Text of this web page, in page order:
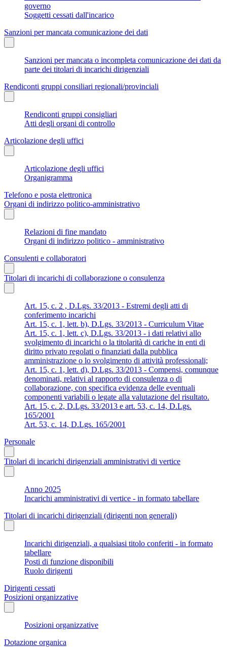
governo
Soggetti cessati dall'incarico
Sanzioni per mancata comunicazione dei dati
Sanzioni per mancata o incompleta comunicazione dei dati da
parte dei titolari di incarichi dirigenziali
Rendiconti gruppi consiliari regionali/provinciali
Rendiconti gruppi consigliari
Atti degli organi di controllo
Articolazione degli uffici
Articolazione degli uffici
Organigramma
Telefono e posta elettronica
Organi di indirizzo politico-amministrativo
Relazioni di fine mandato
Organi di indirizzo politico - amministrativo
Consulenti e collaboratori
Titolari di incarichi di collaborazione o consulenza
Art. 15, c. 2 , D.Lgs. 33/2013 - Estremi degli atti di
conferimento incarichi
Art. 15, c. 1, lett. b), D.Lgs. 33/2013 - Curriculum Vitae
Art. 15, c. 1, lett. c), D.Lgs. 33/2013 - i dati relativi allo
svolgimento di incarichi o la titolarità di cariche in enti di
diritto privato regolati o finanziati dalla pubblica
amministrazione o lo svolgimento di attività professionali;
Art. 15, c. 1, lett. d), D.Lgs. 33/2013 - Compensi, comunque
denominati, relativi al rapporto di consulenza o di
collaborazione, con specifica evidenza delle eventuali
componenti variabili o legate alla valutazione del risultato.
Art. 15, c. 2, D.Lgs. 33/2013 e art. 53, c. 14, D.Lgs.
165/2001
Art. 53, c. 14, D.Lgs. 165/2001
Personale
Titolari di incarichi dirigenziali amministrativi di vertice
Anno 2025
Incarichi amministrativi di vertice - in formato tabellare
Titolari di incarichi dirigenziali (dirigenti non generali)
Incarichi dirigenziali, a qualsiasi titolo conferiti - in formato
tabellare
Posti di funzione disponibili
Ruolo dirigenti
Dirigenti cessati
Posizioni organizzative
Posizioni organizzative
Dotazione organica